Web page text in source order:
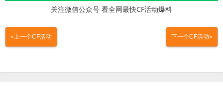
关注微信公众号 看全网最快CF活动爆料
«上一个CF活动 下一个CF活动»